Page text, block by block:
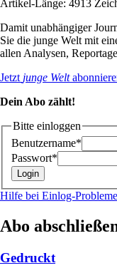
Artikel-Länge: 4913
Damit unabhängiger
Sie die junge Welt mit
allen Analysen,
Jetzt junge Welt
Dein Abo zählt!
Bitte einloggen
Benutzername*
Passwort*
Hilfe bei Einlog-
Abo
Gedruckt